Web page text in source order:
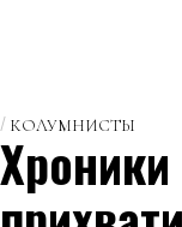
КОЛУМНИСТЫ
Хроники